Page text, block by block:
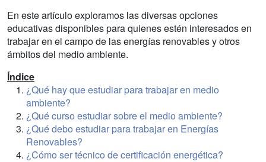
En este artículo exploramos las diversas opciones
educativas disponibles para quienes estén interesados en
trabajar en el campo de las energías renovables y otros
ámbitos del medio ambiente.
Índice
¿Qué hay que estudiar para trabajar en medio
ambiente?
¿Qué curso estudiar sobre el medio ambiente?
¿Qué debo estudiar para trabajar en Energías
Renovables?
¿Cómo ser técnico de certificación energética?